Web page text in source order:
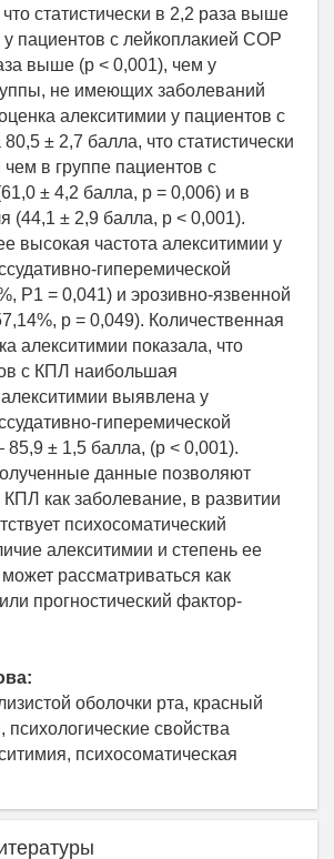
статистически в 2,2 раза выше
у пациентов с лейкоплакией СОР
выше (р < 0,001), чем у
не имеющих заболеваний
алекситимии у пациентов с
± 2,7 балла, что статистически
в группе пациентов с
± 4,2 балла, р = 0,006) и в
(44,1 ± 2,9 балла, р < 0,001).
высокая частота алекситимии у
гиперемической
Р1 = 0,041) и эрозивно-язвенной
р = 0,049). Количественная
алекситимии показала, что
с КПЛ наибольшая
выявлена у
гиперемической
± 1,5 балла, (р < 0,001).
данные позволяют
КПЛ как заболевание, в развитии
психосоматический
алекситимии и степень ее
рассматриваться как
прогностический фактор-
оболочки рта, красный
свойства
психосоматическая